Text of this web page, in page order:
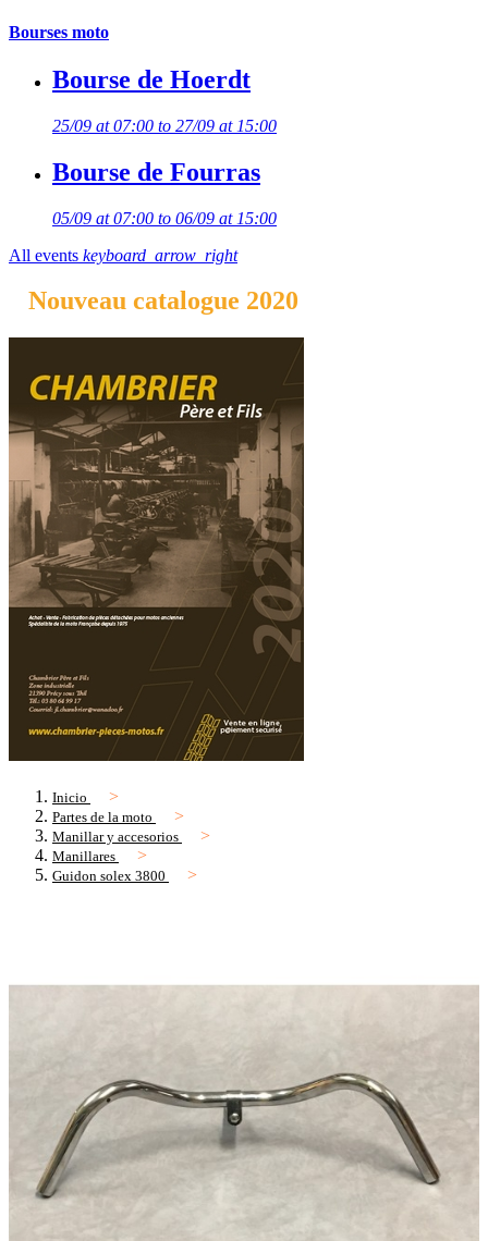
Bourses moto
Bourse de Hoerdt
25/09 at 07:00 to 27/09 at 15:00
Bourse de Fourras
05/09 at 07:00 to 06/09 at 15:00
All events keyboard_arrow_right
Nouveau catalogue 2020
Inicio
Partes de la moto
Manillar y accesorios
Manillares
Guidon solex 3800